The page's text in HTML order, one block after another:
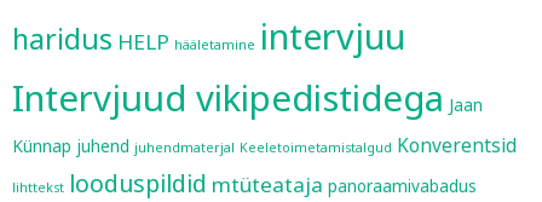
haridus HELP hääletamine intervjuu
Intervjuud vikipedistidega Jaan
Künnap juhend juhendmaterjal Keeletoimetamistalgud Konverentsid
lihttekst looduspildid mtüteataja panoraamivabadus